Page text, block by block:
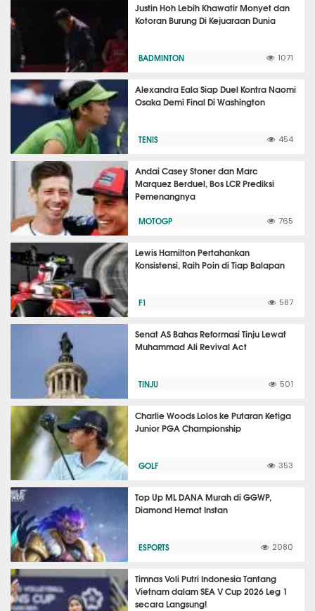
Justin Hoh Lebih Khawatir Monyet dan
Kotoran Burung Di Kejuaraan Dunia
BADMINTON 1071
Alexandra Eala Siap Duel Kontra Naomi
Osaka Demi Final Di Washington
TENIS 454
Andai Casey Stoner dan Marc
Marquez Berduel, Bos LCR Prediksi
Pemenangnya
MOTOGP 765
Lewis Hamilton Pertahankan
Konsistensi, Raih Poin di Tiap Balapan
F1 587
Senat AS Bahas Reformasi Tinju Lewat
Muhammad Ali Revival Act
TINJU 501
Charlie Woods Lolos ke Putaran Ketiga
Junior PGA Championship
GOLF 353
Top Up ML DANA Murah di GGWP,
Diamond Hemat Instan
ESPORTS 2080
Timnas Voli Putri Indonesia Tantang
Vietnam dalam SEA V Cup 2026 Leg 1
secara Langsung!